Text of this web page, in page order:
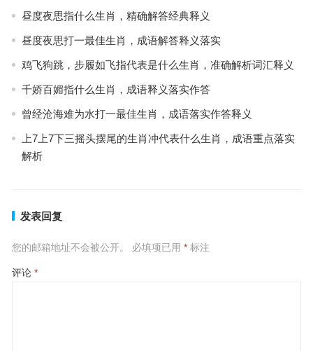
昼度夜思指什么生肖，精确解答经典释义
昼度夜思打一最佳生肖，成语解答释义落实
鸡飞狗跳，步履如飞指代表是什么生肖，准确解析词汇释义
千娇百媚指什么生肖，成语释义落实作答
曾经沧海难为水打一最佳生肖，成语落实作答释义
上7上7下三摇头摆尾的生肖冲代表什么生肖，成语重点落实
解析
发表回复
您的邮箱地址不会被公开。 必填项已用 *标注
评论 *